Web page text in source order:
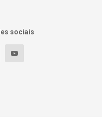
sociais